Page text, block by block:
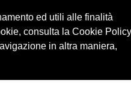
ed utili alle finalità
consulta la Cookie
in altra maniera,